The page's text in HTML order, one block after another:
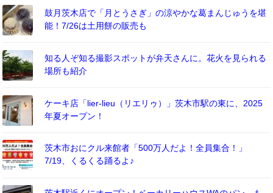
鼓月茨木店で「月とうさぎ」の涼やかな葛まんじゅうを堪
能！7/26は土用餅の販売も
知る人ぞ知る撮影スポットが弁天さんに。花火を見られる
場所も紹介
ケーキ店「lier-lieu（リエリゥ）」茨木市駅の東に、2025
年夏オープン！
茨木市おにクル来館者「500万人だよ！全員集合！」
7/19、くるくる踊るよ♪